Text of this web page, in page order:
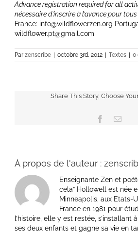
Advance registration required for all
nécessaire d’inscrire à l’avance pour
France: info@wildflowerzen.org
wildflower.pt@gmail.com
Par zenscribe octobre 3rd, 2012 Textes 0
Share This Story, Choose
Facebook
Email
À propos de l'auteur :
Enseignante Zen et
cela” Hollowell est née
Minneapolis, aux Etats-
France en 1981 pour
l’histoire, elle y est restée, s’installant
ses deux enfants et gagne sa vie en